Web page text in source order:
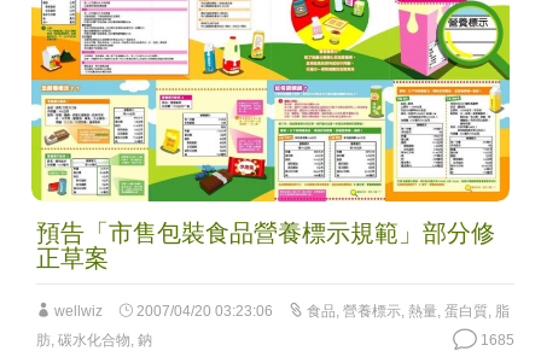
預告「市售包裝食品營養標示規範」部分修
正草案
wellwiz 2007/04/20 03:23:06 食品, 營養標示, 熱量, 蛋白質, 脂
肪, 碳水化合物, 鈉 1685